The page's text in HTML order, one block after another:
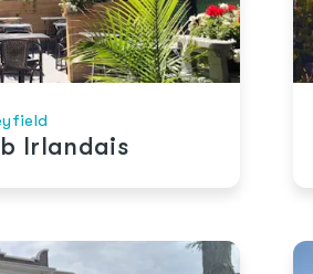
Irlandais